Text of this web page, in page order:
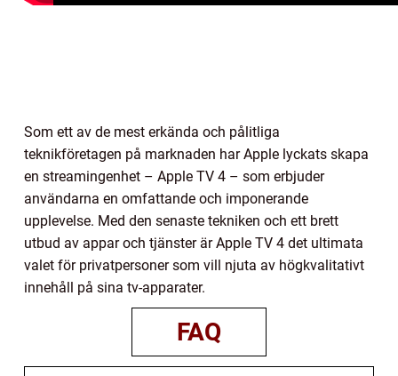
Som ett av de mest erkända och pålitliga
teknikföretagen på marknaden har Apple lyckats skapa
en streamingenhet – Apple TV 4 – som erbjuder
användarna en omfattande och imponerande
upplevelse. Med den senaste tekniken och ett brett
utbud av appar och tjänster är Apple TV 4 det ultimata
valet för privatpersoner som vill njuta av högkvalitativt
innehåll på sina tv-apparater.
FAQ